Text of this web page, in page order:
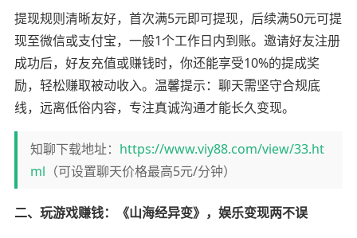
提现规则清晰友好，首次满5元即可提现，后续满50元可提
现至微信或支付宝，一般1个工作日内到账。邀请好友注册
成功后，好友充值或赚钱时，你还能享受10%的提成奖
励，轻松赚取被动收入。温馨提示：聊天需坚守合规底
线，远离低俗内容，专注真诚沟通才能长久变现。
知聊下载地址： https://www.viy88.com/view/33.ht
ml （可设置聊天价格最高5元/分钟）
二、玩游戏赚钱：《山海经异变》，娱乐变现两不误